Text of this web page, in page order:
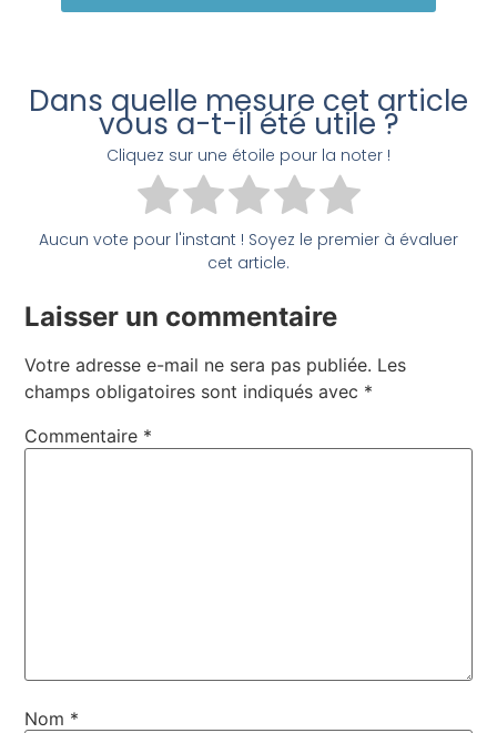
Dans quelle mesure cet article
vous a-t-il été utile ?
Cliquez sur une étoile pour la noter !
Aucun vote pour l'instant ! Soyez le premier à évaluer
cet article.
Laisser un commentaire
Votre adresse e-mail ne sera pas publiée. Les
champs obligatoires sont indiqués avec *
Commentaire *
Nom *